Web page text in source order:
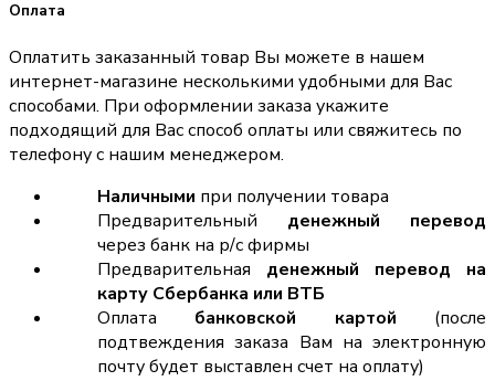
Оплата
Оплатить заказанный товар Вы можете в нашем
интернет-магазине несколькими удобными для Вас
способами. При оформлении заказа укажите
подходящий для Вас способ оплаты или свяжитесь по
телефону с нашим менеджером.
Наличными при получении товара
Предварительный денежный перевод
через банк на р/с фирмы
Предварительная денежный перевод на
карту Сбербанка или ВТБ
Оплата банковской картой (после
подтвеждения заказа Вам на электронную
почту будет выставлен счет на оплату)